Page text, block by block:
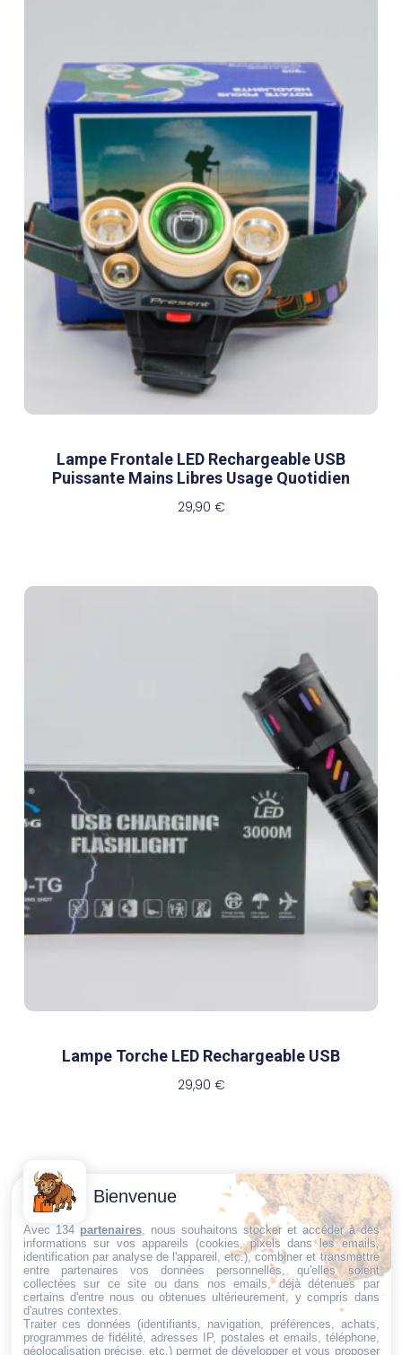
Lampe Frontale LED Rechargeable USB
Puissante Mains Libres Usage Quotidien
29,90 €
Lampe Torche LED Rechargeable USB
29,90 €
Trouvez ce qu'il vous faut,
au bon endroit
Conditions
générales
de vente
Politique de
cookies
Politique de
confidentialité
Mentions
Contactez-
Nous
Email:
dt@sasbms.fr
Bienvenue
Avec 134 partenaires, nous souhaitons stocker et accéder à des
informations sur vos appareils (cookies, pixels dans les emails,
identification par analyse de l'appareil, etc.), combiner et transmettre
entre partenaires vos données personnelles, qu'elles soient
collectées sur ce site ou dans nos emails, déjà détenues par
certains d'entre nous ou obtenues ultérieurement, y compris dans
d'autres contextes.
Traiter ces données (identifiants, navigation, préférences, achats,
programmes de fidélité, adresses IP, postales et emails, téléphone,
géolocalisation précise, etc.) permet de développer et vous proposer